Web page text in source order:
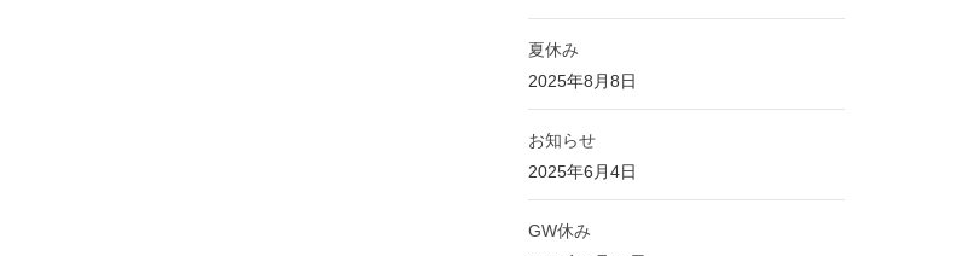
夏休み
2025年8月8日
お知らせ
2025年6月4日
GW休み